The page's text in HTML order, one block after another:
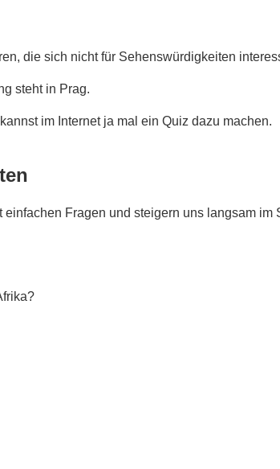
die sich nicht für Sehenswürdigkeiten
steht in Prag.
im Internet ja mal ein Quiz dazu machen.
Fragen und steigern uns langsam